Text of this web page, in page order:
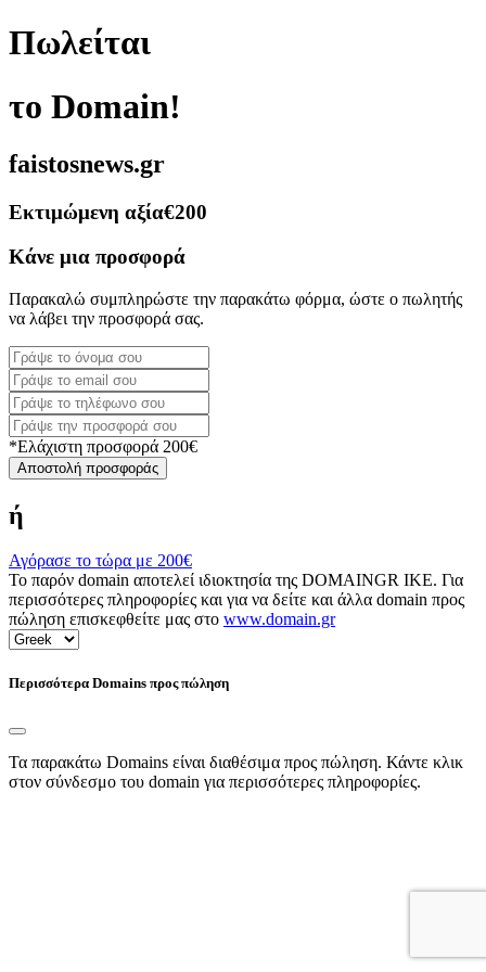
Πωλείται
το Domain!
faistosnews.gr
Εκτιμώμενη αξία€200
Κάνε μια προσφορά
Παρακαλώ συμπληρώστε την παρακάτω φόρμα, ώστε ο πωλητής
να λάβει την προσφορά σας.
*Ελάχιστη προσφορά 200€
Αποστολή προσφοράς
ή
Αγόρασε το τώρα με 200€
Το παρόν domain αποτελεί ιδιοκτησία της DOMAINGR ΙΚΕ. Για
περισσότερες πληροφορίες και για να δείτε και άλλα domain προς
πώληση επισκεφθείτε μας στο www.domain.gr
Περισσότερα Domains προς πώληση
Τα παρακάτω Domains είναι διαθέσιμα προς πώληση. Κάντε κλικ
στον σύνδεσμο του domain για περισσότερες πληροφορίες.